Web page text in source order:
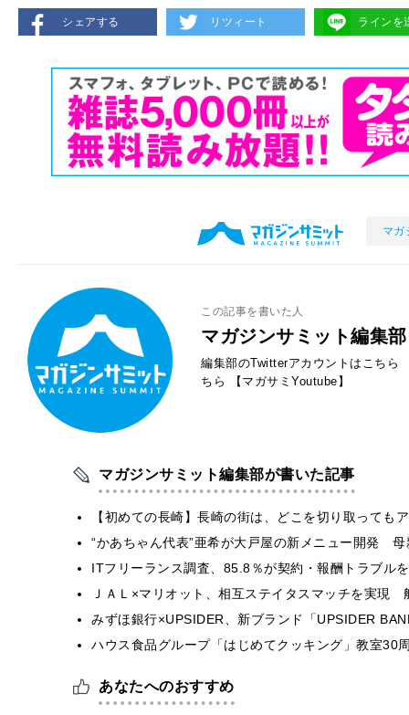
シェアする リツィート ラインを
マガ
この記事を書いた人
マガジンサミット編集部
編集部のTwitterアカウントはこちら
ちら
【マガサミYoutube】
マガジンサミット編集部が書いた記事
【初めての長崎】長崎の街は、どこを切り取って
“かあちゃん代表”亜希が大戸屋の新メニュー開発
ITフリーランス調査、85.8％が契約・報酬トラブ
ＪＡＬ×マリオット、相互ステイタスマッチを実
みずほ銀行×UPSIDER、新ブランド「UPSIDER
ハウス食品グループ「はじめてクッキング」教室
あなたへのおすすめ